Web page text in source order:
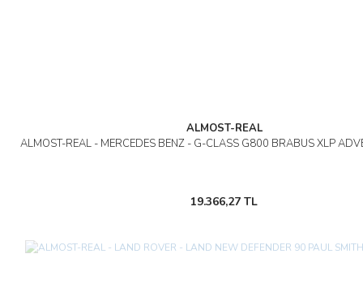
ALMOST-REAL
ALMOST-REAL - MERCEDES BENZ - G-CLASS G800 BRABUS XLP
19.366,27 TL